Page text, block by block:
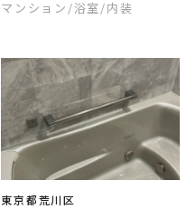
マンション /浴室 /内装
東京都荒川区